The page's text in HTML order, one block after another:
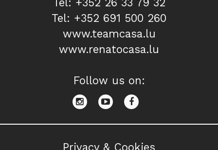
Tel: +352 691 500 260
www.teamcasa.lu
www.renatocasa.lu
Follow us on:
Privacy & Cookies